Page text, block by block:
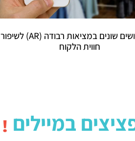
10 שימושים שונים במציאות רבודה (AR) לשיפור
חווית הלקוח
במיילים !